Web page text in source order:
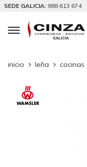
SEDE GALICIA: 988 613 674
inicio leña cocinas